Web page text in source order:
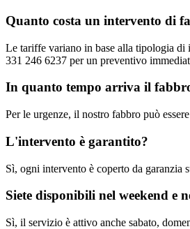
Quanto costa un intervento di
Le tariffe variano in base alla tipologia di
331 246 6237 per un preventivo
In quanto tempo arriva il
Per le urgenze, il nostro fabbro può
L'intervento è garantito?
Sì, ogni intervento è coperto da garanzia
Siete disponibili nel weekend e
Sì, il servizio è attivo anche sabato,